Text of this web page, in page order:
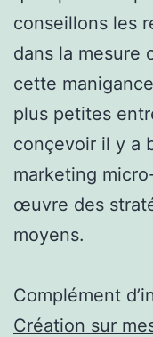
conseillons les
dans la mesure
cette
plus petites
conçevoir il y a
marketing
œuvre des
moyens.
Complément
Création sur